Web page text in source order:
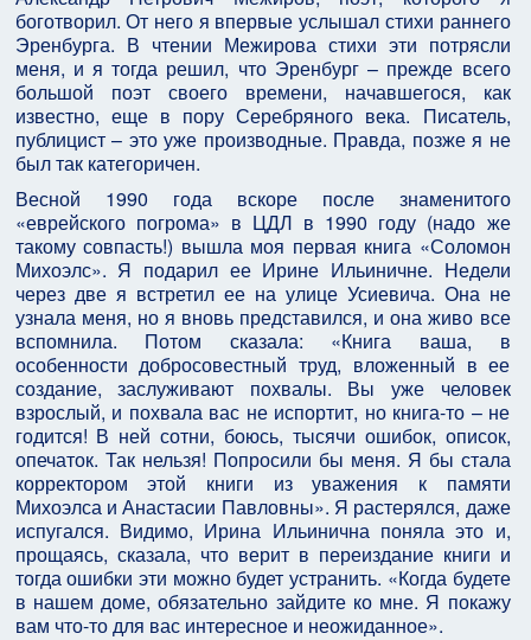
боготворил. От него я впервые услышал стихи раннего
Эренбурга. В чтении Межирова стихи эти потрясли
меня, и я тогда решил, что Эренбург – прежде всего
большой поэт своего времени, начавшегося, как
известно, еще в пору Серебряного века. Писатель,
публицист – это уже производные. Правда, позже я не
был так категоричен.
Весной 1990 года вскоре после знаменитого
«еврейского погрома» в ЦДЛ в 1990 году (надо же
такому совпасть!) вышла моя первая книга «Соломон
Михоэлс». Я подарил ее Ирине Ильиничне. Недели
через две я встретил ее на улице Усиевича. Она не
узнала меня, но я вновь представился, и она живо все
вспомнила. Потом сказала: «Книга ваша, в
особенности добросовестный труд, вложенный в ее
создание, заслуживают похвалы. Вы уже человек
взрослый, и похвала вас не испортит, но книга-то – не
годится! В ней сотни, боюсь, тысячи ошибок, описок,
опечаток. Так нельзя! Попросили бы меня. Я бы стала
корректором этой книги из уважения к памяти
Михоэлса и Анастасии Павловны». Я растерялся, даже
испугался. Видимо, Ирина Ильинична поняла это и,
прощаясь, сказала, что верит в переиздание книги и
тогда ошибки эти можно будет устранить. «Когда будете
в нашем доме, обязательно зайдите ко мне. Я покажу
вам что-то для вас интересное и неожиданное».